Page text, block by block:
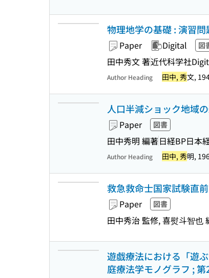
物理地学の基礎 : 演習
Paper Digital 図
田中秀文 著近代科学社
Author Heading 田中, 秀文,
人口半減ショック地域
Paper 図書
田中秀明 編著日経BP日本
Author Heading 田中, 秀明,
救急救命士国家試験直
Paper 図書
田中秀治 監修, 喜熨斗智也
遊戯療法における「遊
庭療法学モノグラフ ; 第